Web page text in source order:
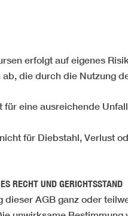
erfolgt auf eigenes
die durch die Nutzung
für eine ausreichende
für Diebstahl, Verlust
RECHT UND GERICHTSSTAND
dieser AGB ganz oder